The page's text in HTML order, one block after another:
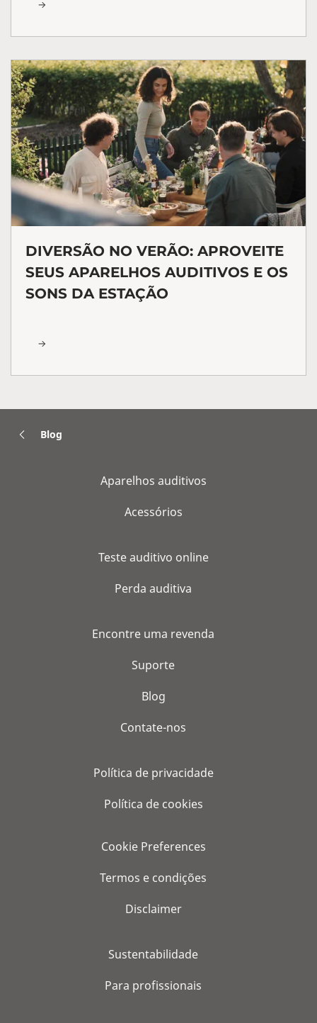
DIVERSÃO NO VERÃO: APROVEITE
SEUS APARELHOS AUDITIVOS E OS
SONS DA ESTAÇÃO
Blog
Aparelhos auditivos
Acessórios
Teste auditivo online
Perda auditiva
Encontre uma revenda
Suporte
Blog
Contate-nos
Política de privacidade
Política de cookies
Cookie Preferences
Termos e condições
Disclaimer
Sustentabilidade
Para profissionais